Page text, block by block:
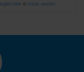
o inicia sesión